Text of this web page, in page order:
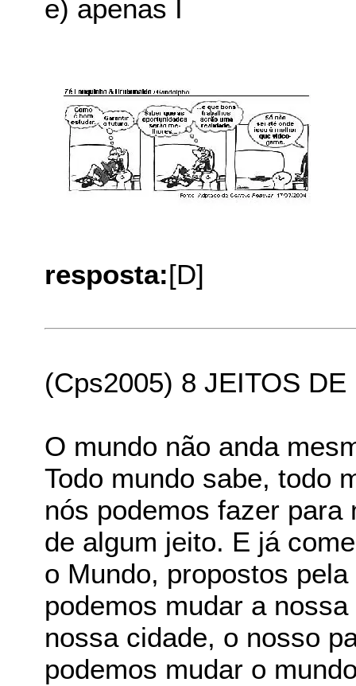
e) apenas I
resposta:[D]
(Cps2005) 8 JEITOS
O mundo não anda
Todo mundo sabe, todo
nós podemos fazer para
de algum jeito. E já
o Mundo, propostos
podemos mudar a
nossa cidade, o nosso
podemos mudar o